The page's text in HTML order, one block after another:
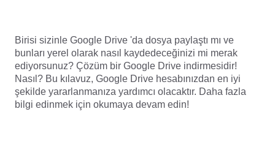
Özel sesler
Sesi iyileştir
Gürültü azaltma
Nasıl yapılır kılavuzları
Pazar Trendleri
En Popüler Seçimler
Şablon trendler ve ipuçları
CapCut'ı aç
Birisi sizinle Google Drive 'da dosya paylaştı mı ve
bunları yerel olarak nasıl kaydedeceğinizi mi merak
ediyorsunuz? Çözüm bir Google Drive indirmesidir!
Nasıl? Bu kılavuz, Google Drive hesabınızdan en iyi
şekilde yararlanmanıza yardımcı olacaktır. Daha fazla
bilgi edinmek için okumaya devam edin!